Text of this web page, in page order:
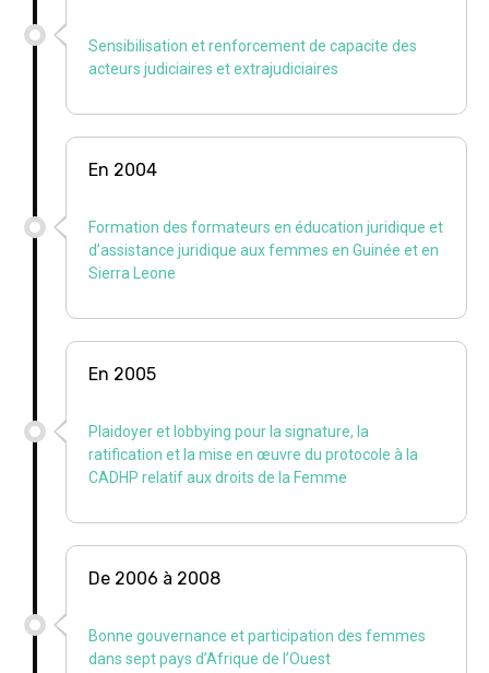
Sensibilisation et renforcement de capacite des
acteurs judiciaires et extrajudiciaires
En 2004
Formation des formateurs en éducation juridique et
d’assistance juridique aux femmes en Guinée et en
Sierra Leone
En 2005
Plaidoyer et lobbying pour la signature, la
ratification et la mise en œuvre du protocole à la
CADHP relatif aux droits de la Femme
De 2006 à 2008
Bonne gouvernance et participation des femmes
dans sept pays d’Afrique de l’Ouest